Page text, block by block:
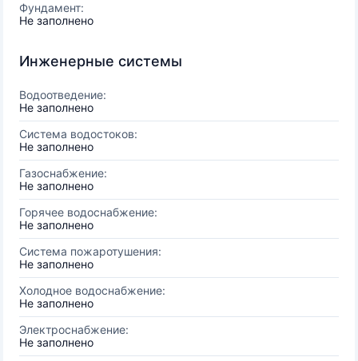
Фундамент:
Не заполнено
Инженерные системы
Водоотведение:
Не заполнено
Система водостоков:
Не заполнено
Газоснабжение:
Не заполнено
Горячее водоснабжение:
Не заполнено
Система пожаротушения:
Не заполнено
Холодное водоснабжение:
Не заполнено
Электроснабжение:
Не заполнено